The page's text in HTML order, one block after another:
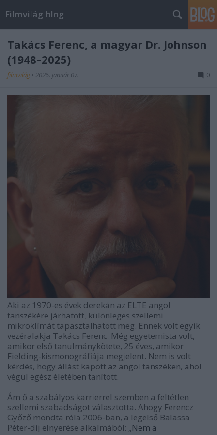
Filmvilág blog
Takács Ferenc, a magyar Dr. Johnson
(1948–2025)
filmvilág • 2026. január 07. 0
Aki az 1970-es évek derekán az ELTE angol
tanszékére járhatott, különleges szellemi
mikroklímát tapasztalhatott meg. Ennek volt egyik
vezéralakja Takács Ferenc. Még egyetemista volt,
amikor első tanulmánykötete, 25 éves, amikor
Fielding-kismonográfiája megjelent. Nem is volt
kérdés, hogy állást kapott az angol tanszéken, ahol
végül egész életében tanított.
Ám ő a szabályos karrierrel szemben a feltétlen
szellemi szabadságot választotta. Ahogy Ferencz
Győző mondta róla 2006-ban, a legelső Balassa
Péter-díj elnyerése alkalmából: „Nem a